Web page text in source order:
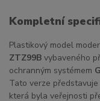
Kompletní
Plastikový model
ZTZ99B vybaveného
ochranným systémem
Tato verze
která byla veřejnosti